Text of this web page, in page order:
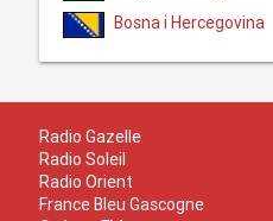
Bosna i Hercegovina
Radio Gazelle
Radio Soleil
Radio Orient
France Bleu Gascogne